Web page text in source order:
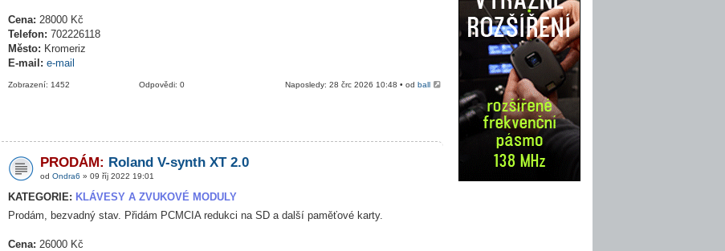
Cena: 28000 Kč
Telefon: 702226118
Město: Kromeriz
E-mail: e-mail
Naposledy: 28 črc 2026 10:48 • odball
Odpovědi: 0
Zobrazení: 1452
PRODÁM: Roland V-synth XT 2.0
od Ondra6 » 09 říj 2022 19:01
KATEGORIE: KLÁVESY A ZVUKOVÉ MODULY
Prodám, bezvadný stav. Přidám PCMCIA redukci na SD a další paměťové karty.
Cena: 26000 Kč